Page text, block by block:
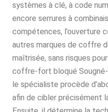
systèmes à clé, à code
encore serrures à
compétences,
autres marques de coffre
maîtrisée, sans risques
coffre-fort bloqué
le spécialiste procède
afin de cibler précisément